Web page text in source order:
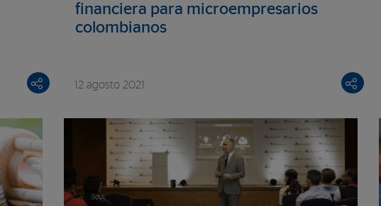
financiera para microempresarios
colombianos
12 agosto 2021